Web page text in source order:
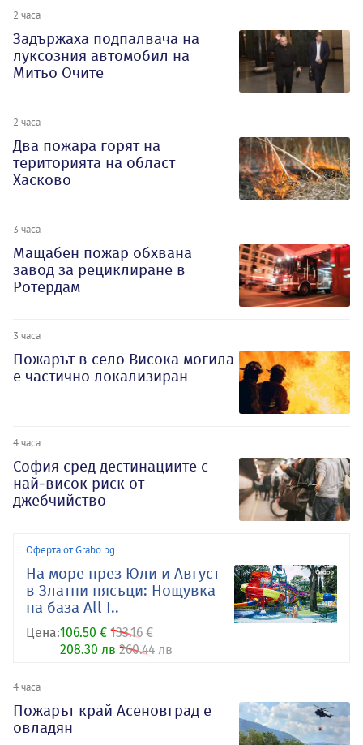
2 часа
Задържаха подпалвача на
луксозния автомобил на
Митьо Очите
2 часа
Два пожара горят на
територията на област
Хасково
3 часа
Мащабен пожар обхвана
завод за рециклиране в
Ротердам
3 часа
Пожарът в село Висока могила
е частично локализиран
4 часа
София сред дестинациите с
най-висок риск от
джебчийство
Оферта от Grabo.bg
На море през Юли и Август
в Златни пясъци: Нощувка
на база All I..
Цена:106.50 € 133.16 €
208.30 лв 260.44 лв
4 часа
Пожарът край Асеновград е
овладян